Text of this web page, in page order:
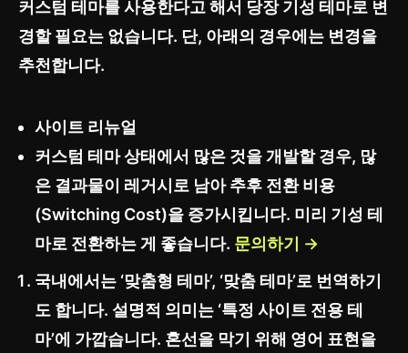
커스텀 테마를 사용한다고 해서 당장 기성 테마로 변
경할 필요는 없습니다. 단, 아래의 경우에는 변경을
추천합니다.
사이트 리뉴얼
커스텀 테마 상태에서 많은 것을 개발할 경우, 많
은 결과물이 레거시로 남아 추후 전환 비용
(Switching Cost)을 증가시킵니다. 미리 기성 테
마로 전환하는 게 좋습니다. 문의하기 →
국내에서는 ‘맞춤형 테마’, ‘맞춤 테마’로 번역하기
도 합니다. 설명적 의미는 ‘특정 사이트 전용 테
마’에 가깝습니다. 혼선을 막기 위해 영어 표현을